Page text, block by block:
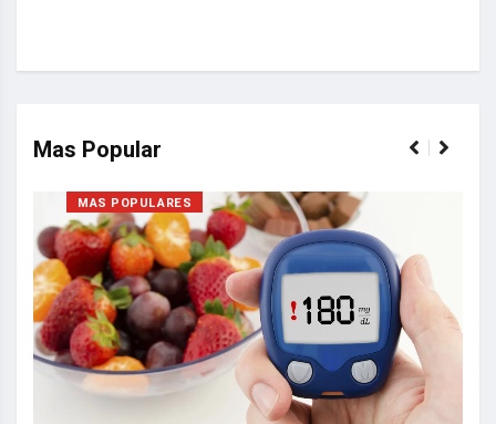
Mas Popular
MAS POPULARES